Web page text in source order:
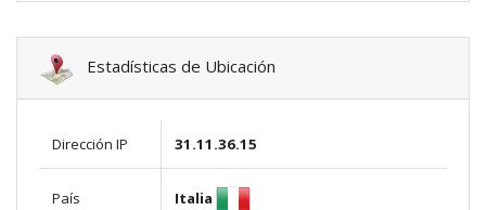
Estadísticas de Ubicación
Dirección IP 31.11.36.15
País Italia